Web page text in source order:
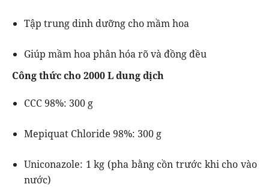
Tập trung dinh dưỡng cho mầm hoa
Giúp mầm hoa phân hóa rõ và đồng đều
Công thức cho 2000 L dung dịch
CCC 98%: 300 g
Mepiquat Chloride 98%: 300 g
Uniconazole: 1 kg (pha bằng cồn trước khi cho vào
nước)